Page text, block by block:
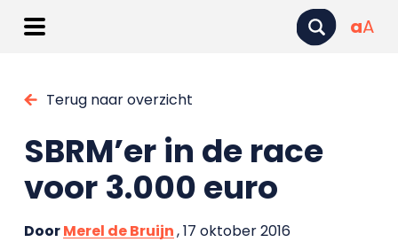
aA
Terug naar overzicht
SBRM’er in de race
voor 3.000 euro
DoorMerel de Bruijn, 17 oktober 2016